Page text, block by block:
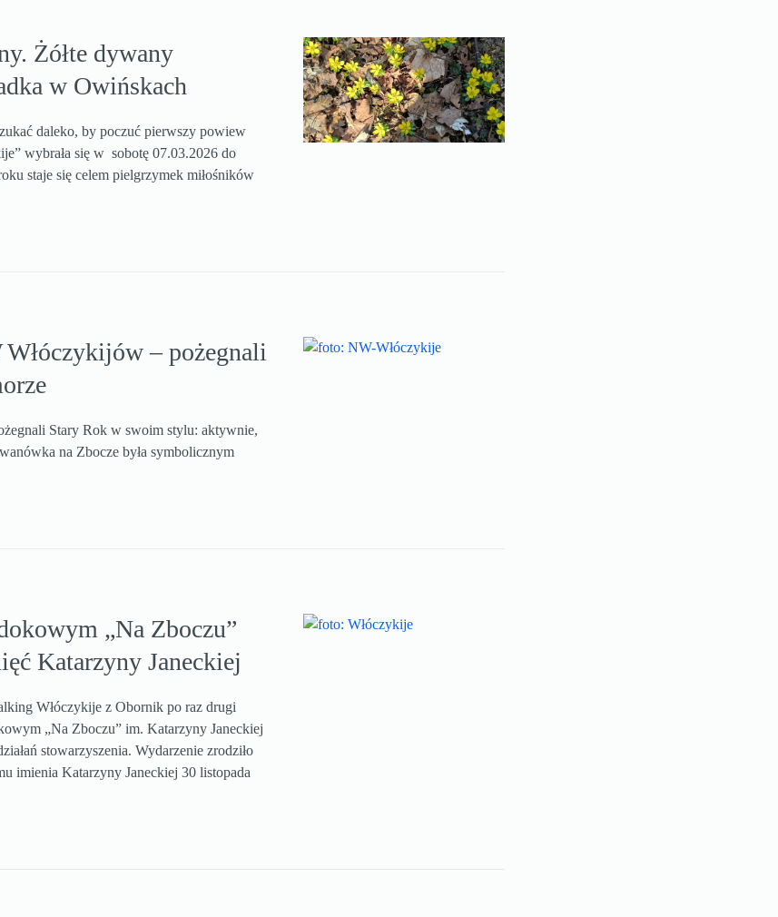
Żółte dywany
w Owińskach
daleko, by poczuć pierwszy powiew
wybrała się w sobotę 07.03.2026 do
staje się celem pielgrzymek miłośników
– pożegnali
Stary Rok w swoim stylu: aktywnie,
na Zbocze była symbolicznym
„Na Zboczu”
Katarzyny Janeckiej
Włóczykije z Obornik po raz drugi
„Na Zboczu” im. Katarzyny Janeckiej
stowarzyszenia. Wydarzenie zrodziło
imienia Katarzyny Janeckiej 30 listopada